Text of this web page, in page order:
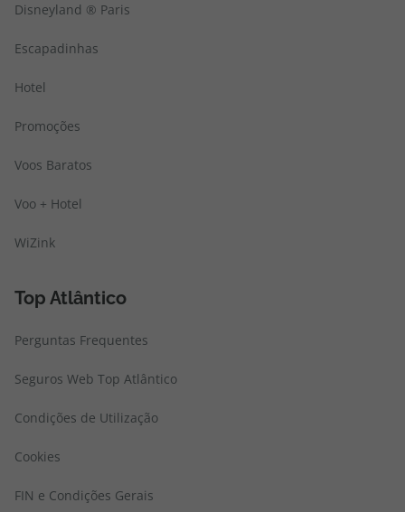
Disneyland ® Paris
Escapadinhas
Hotel
Promoções
Voos Baratos
Voo + Hotel
WiZink
Top Atlântico
Perguntas Frequentes
Seguros Web Top Atlântico
Condições de Utilização
Cookies
FIN e Condições Gerais